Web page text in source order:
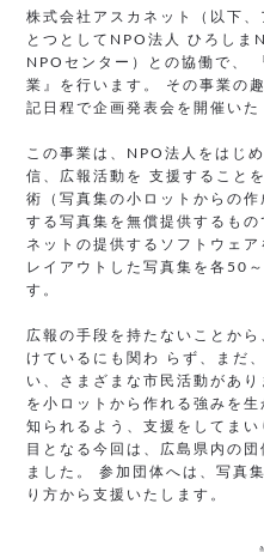
株式会社アスカネット（以下
とつとしてNPO法人 ひろしま
NPOセンター）との協働で、
業』を行います。 その事業の
記日程で企画発表会を開催いた
この事業は、NPO法人をはじ
信、広報活動を 支援すること
術（写真集の小ロットからの
する写真集を無償提供するも
ネットの提供するソフトウェ
レイアウトした写真集を各50
す。
広報の手段を持たないことか
けているにも関わ らず、まだ
い、さまざまな市民活動があ
を小ロットから作れる強みを
知られるよう、支援をしてま
目となる今回は、広島県内の
ました。 参加団体へは、写真
り方から支援いたします。